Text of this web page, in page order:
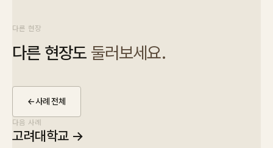
다른 현장
다른 현장도 둘러보세요.
←사례 전체
다음 사례
고려대학교 →